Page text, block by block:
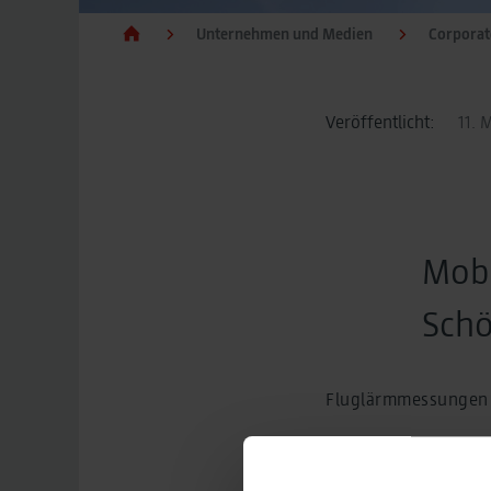
Unternehmen und Medien
Veröffentlicht: 11.